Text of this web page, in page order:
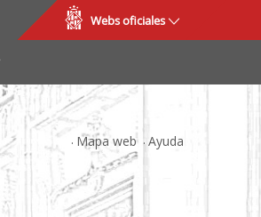
Webs oficiales
Mapa web Ayuda